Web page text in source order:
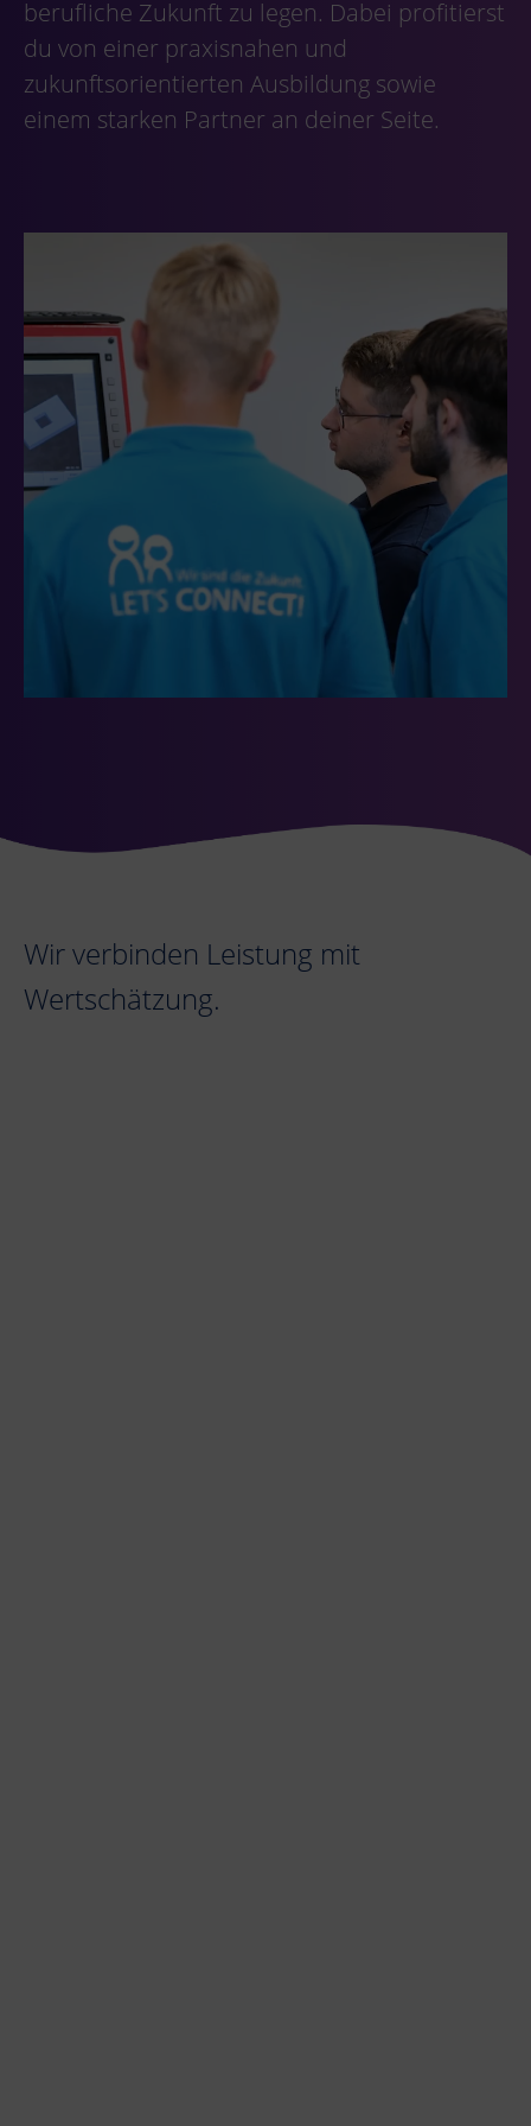
berufliche Zukunft zu legen. Dabei profitierst
du von einer praxisnahen und
zukunftsorientierten Ausbildung sowie
einem starken Partner an deiner Seite.
Wir verbinden Leistung mit
Wertschätzung.